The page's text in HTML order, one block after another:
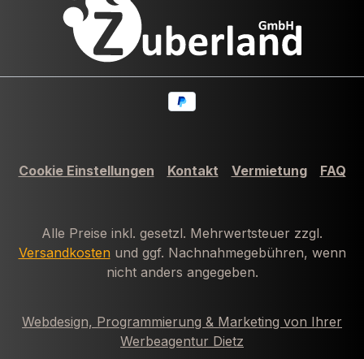
Cookie Einstellungen Kontakt Vermietung FAQ
Alle Preise inkl. gesetzl. Mehrwertsteuer zzgl.
Versandkosten und ggf. Nachnahmegebühren, wenn
nicht anders angegeben.
Webdesign, Programmierung & Marketing von Ihrer
Werbeagentur Dietz